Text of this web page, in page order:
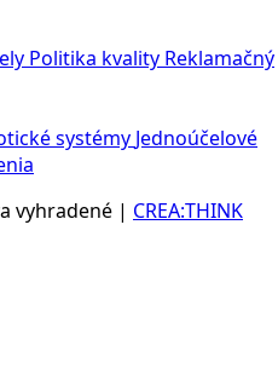
Politika kvality Reklamačný
systémy Jednoúčelové
vyhradené | CREA:THINK